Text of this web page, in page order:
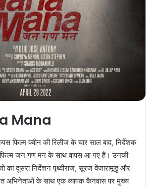
Mana
फिल्म क्वीन की रिलीज के चार साल बाद, निर्देशक
जन गण मन के साथ वापस आ गए हैं। उनकी
का दूसरा निर्देशन पृथ्वीराज, सूरज वेंजारामूडु और
अभिनेताओं के साथ एक व्यापक कैनवास पर मुख्य